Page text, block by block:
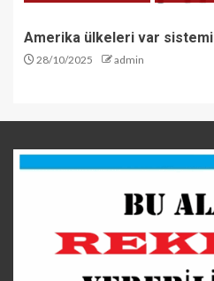
Amerika ülkeleri var sistemi
28/10/2025 admin